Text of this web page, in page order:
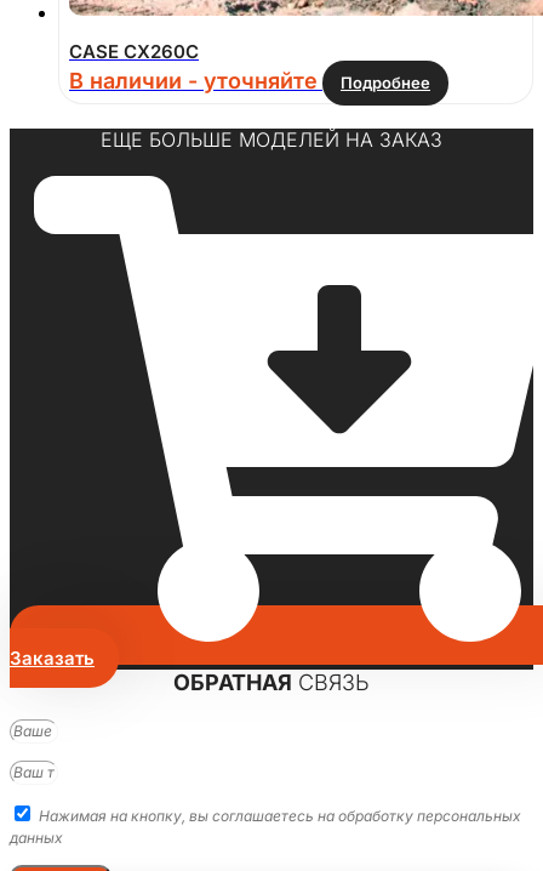
CASE CX260С
В наличии - уточняйте Подробнее
ЕЩЕ БОЛЬШЕ МОДЕЛЕЙ НА ЗАКАЗ
Заказать
ОБРАТНАЯ СВЯЗЬ
Нажимая на кнопку, вы соглашаетесь на обработку персональных
данных